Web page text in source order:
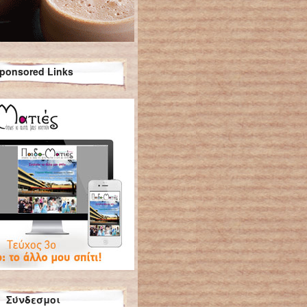
Links
Σύνδεσμοι